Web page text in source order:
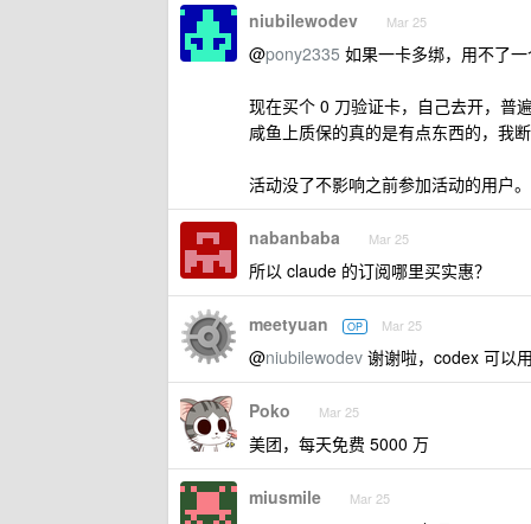
niubilewodev Mar 25
@pony2335 如果一卡多绑，用不了
现在买个 0 刀验证卡，自己去开，普
咸鱼上质保的真的是有点东西的，我
活动没了不影响之前参加活动的用户。
nabanbaba Mar 25
所以 claude 的订阅哪里买实惠？
meetyuan OP Mar 25
@niubilewodev 谢谢啦，codex 可以
Poko Mar 25
美团，每天免费 5000 万
miusmile Mar 25